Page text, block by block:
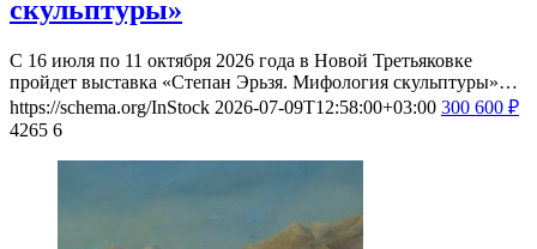
скульптуры»
С 16 июля по 11 октября 2026 года в Новой Третьяковке
пройдет выставка «Степан Эрьзя. Мифология скульптуры»…
https://schema.org/InStock 2026-07-09T12:58:00+03:00 300 600 ₽
4265 6